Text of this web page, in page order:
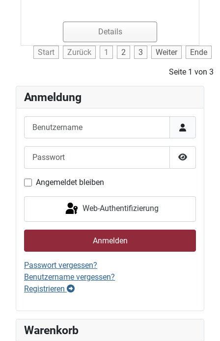
Details
Start Zurück 1 2 3 Weiter Ende
Seite 1 von 3
Anmeldung
Passwort
Angemeldet bleiben
Web-Authentifizierung
Anmelden
Passwort vergessen?
Benutzername vergessen?
Registrieren
Warenkorb